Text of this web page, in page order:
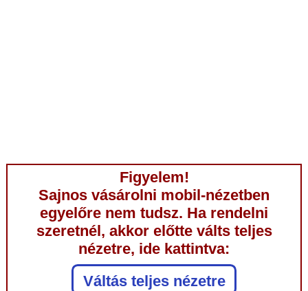
Figyelem!
Sajnos vásárolni mobil-nézetben
egyelőre nem tudsz. Ha rendelni
szeretnél, akkor előtte válts teljes
nézetre, ide kattintva:
Váltás teljes nézetre